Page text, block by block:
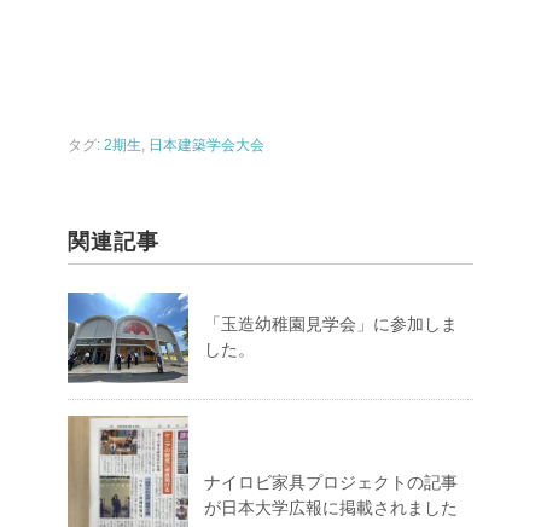
タグ: 2期生, 日本建築学会大会
関連記事
「玉造幼稚園見学会」に参加しま
した。
ナイロビ家具プロジェクトの記事
が日本大学広報に掲載されました